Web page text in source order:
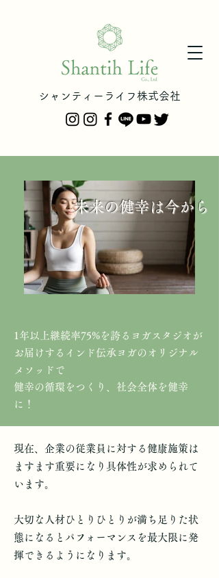
シャンティーライフ株式会社
未来の健幸は今から
1年以上継続率75%を誇るヨガスタジオが
お届けするインド伝承ヨガのオリジナル
メソッドで
健幸の循環をつくり、社会全体を健幸
に！
現在、企業の従業員に対する健康施策は
ますます重要になり具体性が求められて
います。
大切な人材ひとりひとりが満ち足りた状
態になるとパフォーマンスを最大限に発
揮できるようになります。